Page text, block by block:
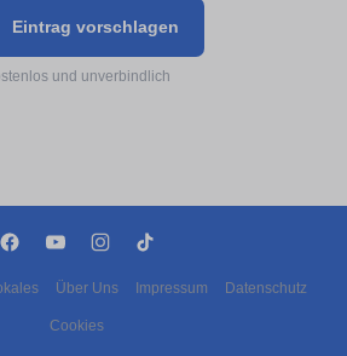
Eintrag vorschlagen
und unverbindlich
Über Uns Impressum Datenschutz
Cookies